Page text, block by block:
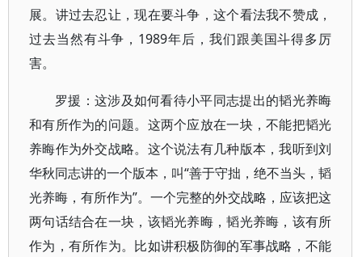
展。讲过去忍让，现在要斗争，这个看法我不赞成，
过去当然有斗争，1989年后，我们跟美国斗得多厉
害。
罗援：这涉及如何看待小平同志提出的韬光养晦
和有所作为的问题。这两个应放在一块，不能把韬光
养晦作为外交战略。这个说法有几种版本，我听到刘
华秋同志讲的一个版本，叫“善于守拙，绝不当头，韬
光养晦，有所作为”。一个完整的外交战略，应该把这
两句话结合在一块，该韬光养晦，韬光养晦，该有所
作为，有所作为。比如讲积极防御的军事战略，不能